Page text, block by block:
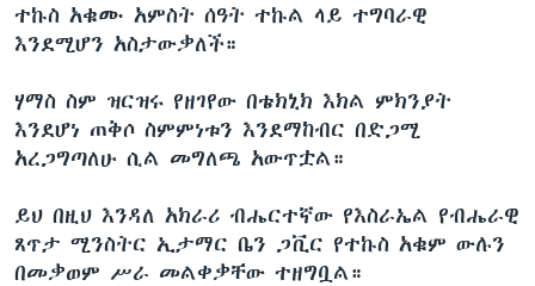
ተኩስ አቁሙ አምስት ሰዓት ተኩል ላይ ተግባራዊ
እንደሚሆን አስታውቃለች።
ሃማስ ስም ዝርዝሩ የዘገየው በቴክኒክ እክል ምክንያት
እንደሆነ ጠቅሶ ስምምነቱን እንደማከብር በድጋሚ
አረጋግጣለሁ ሲል መግለጫ አውጥቷል።
ይህ በዚህ እንዳለ አክራሪ ብሔርተኛው የእስራኤል የብሔራዊ
ጸጥታ ሚንስትር ኢታማር ቤን ጋቪር የተኩስ አቁም ውሉን
በመቃወም ሥራ መልቀቃቸው ተዘግቧል።